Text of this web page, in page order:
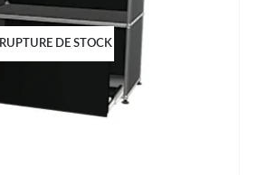
RUPTURE DE STOCK